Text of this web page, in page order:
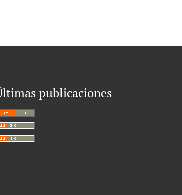
publicaciones